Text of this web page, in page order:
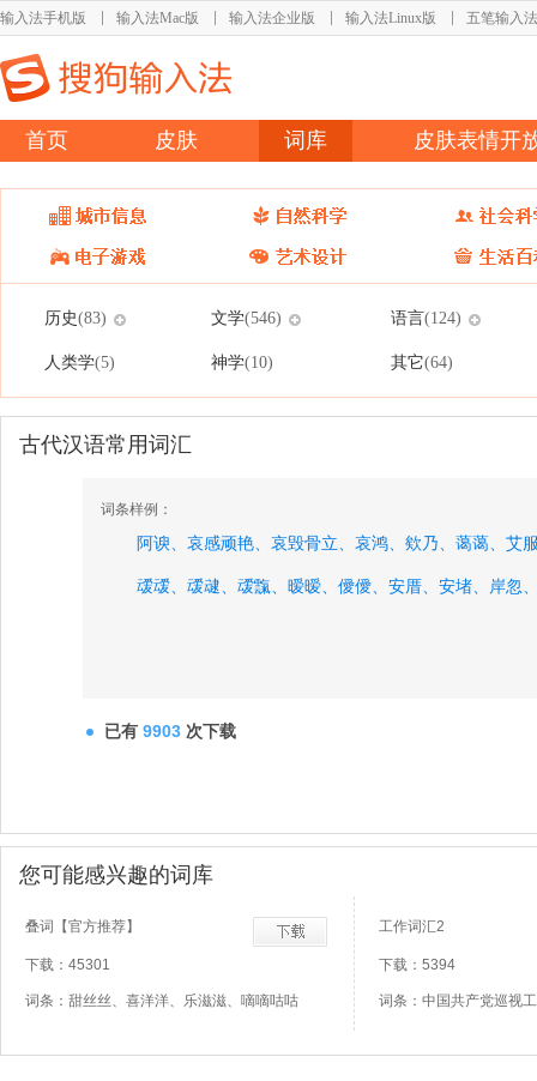
输入法手机版 输入法Mac版 输入法企业版 输入法Linux版 五笔输入法
首页 皮肤 词库 皮肤表情开
历史(83) 文学(546) 语言(124)
人类学(5) 神学(10) 其它(64)
古代汉语常用词汇
词条样例：
阿谀、 哀感顽艳、 哀毁骨立、 哀鸿、 欸乃、 蔼蔼、 艾
叆叆、 叆叇、 叆霼、 暧暧、 僾僾、 安厝、 安堵、 岸忽
已有 9903 次下载
您可能感兴趣的词库
叠词【官方推荐】
下载：45301
词条：甜丝丝、喜洋洋、乐滋滋、嘀嘀咕咕
工作词汇2
下载：5394
词条：中国共产党巡视